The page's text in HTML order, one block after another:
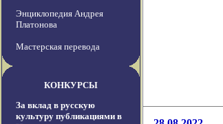
Энциклопедия Андрея
Платонова
Мастерская перевода
КОНКУРСЫ
За вклад в русскую
культуру публикациями в